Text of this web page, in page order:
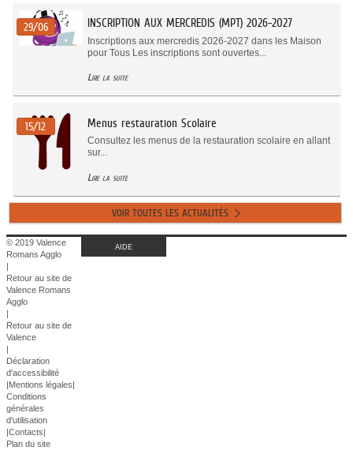
29/06 INSCRIPTION AUX MERCREDIS (MPT) 2026-2027
Inscriptions aux mercredis 2026-2027 dans les Maison
pour Tous Les inscriptions sont ouvertes...
Lire la suite
15/12 Menus restauration Scolaire
Consultez les menus de la restauration scolaire en allant
sur...
Lire la suite
VOIR TOUTES LES ACTUALITÉS
© 2019 Valence
Romans Agglo
|
Retour au site de
Valence Romans
Agglo
|
Retour au site de
Valence
|
Déclaration
d'accessibilité
|Mentions légales|
Conditions
générales
d'utilisation
|Contacts|
Plan du site
AIDE